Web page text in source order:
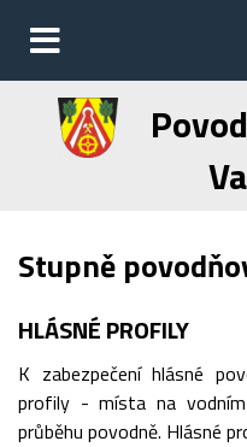
Stupně
HLÁSNÉ PROFILY
K zabezpečení hlásné
profily - místa na
průběhu povodně. Hlásné